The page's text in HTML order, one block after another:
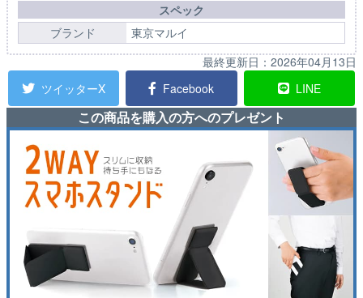
スペック
ブランド
東京マルイ
最終更新日： 2026年04月13日
ツイッターX
Facebook LINE
この商品を購入の方へのプレゼント